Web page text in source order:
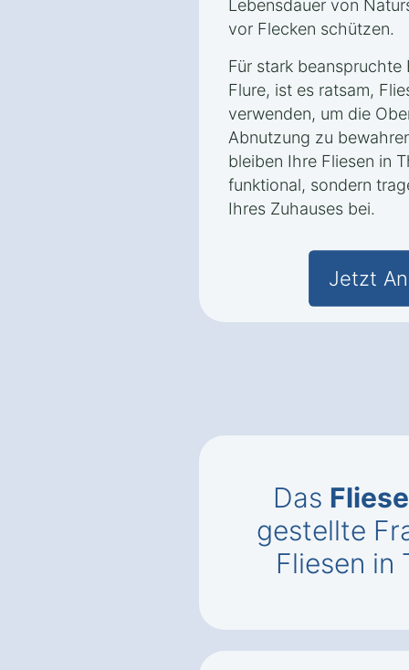
Lebensdauer von
vor Flecken schützen.
Für stark
Flure, ist es ratsam,
verwenden, um die
Abnutzung zu
bleiben Ihre Fliesen in
funktional, sondern
Ihres Zuhauses bei.
Jetzt
Das
gestellte
Fliesen in